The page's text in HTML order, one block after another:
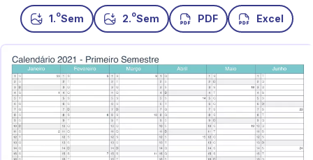
1.oSem 2.oSem PDF Excel